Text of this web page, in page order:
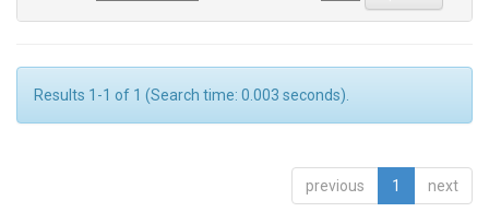
Results 1-1 of 1 (Search time: 0.003 seconds).
previous 1 next